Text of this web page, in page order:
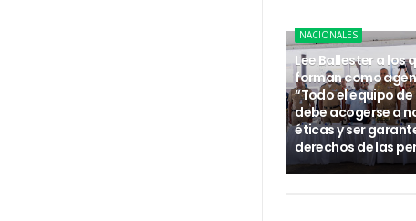
NACIONALES
Lee Ballester a los
forman como
“Todo el equipo de
debe acogerse a
éticas y ser
derechos de las